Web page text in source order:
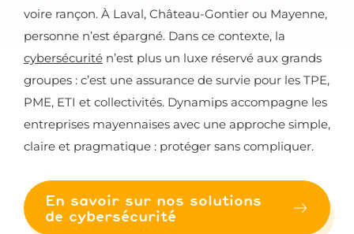
voire rançon. À Laval, Château-Gontier ou Mayenne,
personne n’est épargné. Dans ce contexte, la
cybersécurité n’est plus un luxe réservé aux grands
groupes : c’est une assurance de survie pour les TPE,
PME, ETI et collectivités. Dynamips accompagne les
entreprises mayennaises avec une approche simple,
claire et pragmatique : protéger sans compliquer.
En savoir sur nos solutions
de cybersécurité